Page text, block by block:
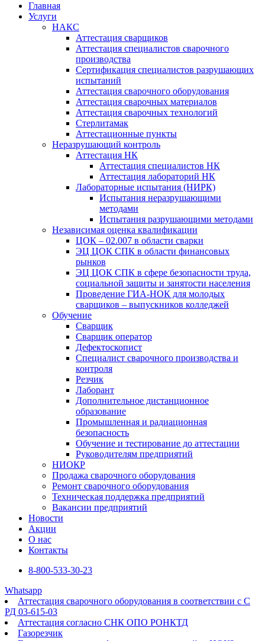
Главная
Услуги
НАКС
Аттестация сварщиков
Аттестация специалистов сварочного
производства
Сертификация специалистов разрушающих
испытаний
Аттестация сварочного оборудования
Аттестация сварочных материалов
Аттестация сварочных технологий
Стерлитамак
Аттестационные пункты
Неразрушающий контроль
Аттестация НК
Аттестация специалистов НК
Аттестация лабораторий НК
Лабораторные испытания (НИРК)
Испытания неразрушающими
методами
Испытания разрушающими методами
Независимая оценка квалификации
ЦОК – 02.007 в области сварки
ЭЦ ЦОК СПК в области финансовых
рынков
ЭЦ ЦОК СПК в сфере безопасности труда,
социальной защиты и занятости населения
Проведение ГИА-НОК для молодых
сварщиков – выпускников колледжей
Обучение
Сварщик
Сварщик оператор
Дефектоскопист
Специалист сварочного производства и
контроля
Резчик
Лаборант
Дополнительное дистанционное
образование
Промышленная и радиационная
безопасность
Обучение и тестирование до аттестации
Руководителям предприятий
НИОКР
Продажа сварочного оборудования
Ремонт сварочного оборудования
Техническая поддержка предприятий
Вакансии предприятий
Новости
Акции
О нас
Контакты
8-800-533-30-23
Whatsapp
Аттестация сварочного оборудования в соответствии с С
РД 03-615-03
Аттестация согласно СНК ОПО РОНКТД
Газорезчик